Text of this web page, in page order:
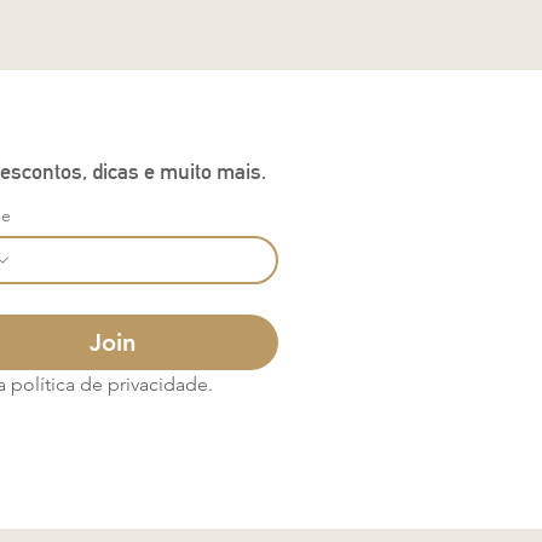
dicas e muito mais.
Join
política de privacidade.